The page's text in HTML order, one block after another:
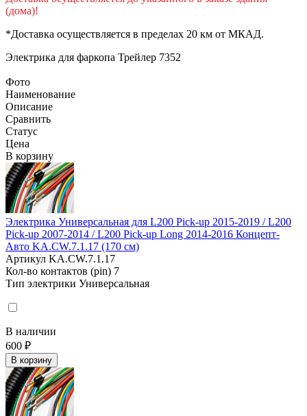
(дома)!
*Доставка осуществляется в пределах 20 км от МКАД.
Электрика для фаркопа Трейлер 7352
Фото
Наименование
Описание
Сравнить
Статус
Цена
В корзину
Электрика Универсальная для L200 Pick-up 2015-2019 / L200
Pick-up 2007-2014 / L200 Pick-up Long 2014-2016 Концепт-
Авто KA.CW.7.1.17 (170 см)
Артикул KA.CW.7.1.17
Кол-во контактов (pin) 7
Тип электрики Универсальная
В наличии
600 ₽
В корзину